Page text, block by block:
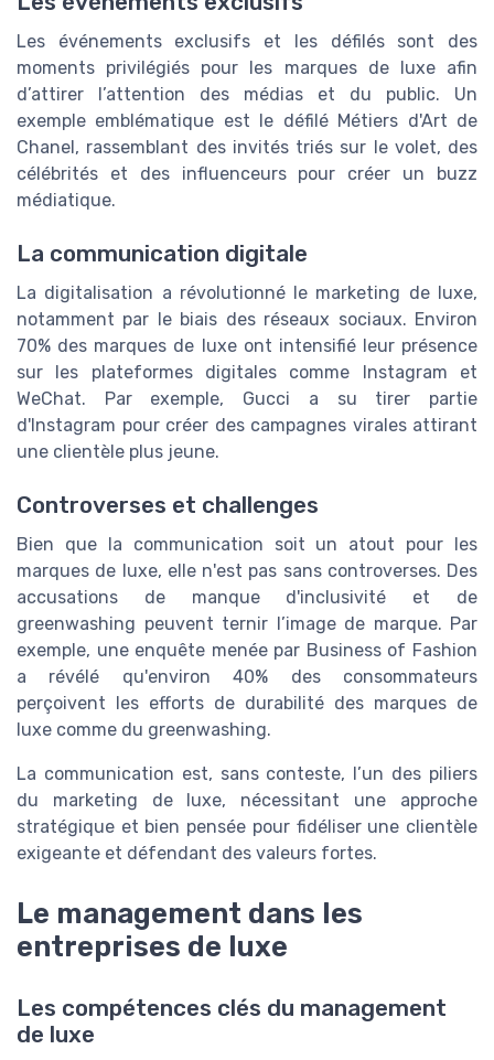
Les événements exclusifs et les défilés sont des
moments privilégiés pour les marques de luxe afin
d’attirer l’attention des médias et du public. Un
exemple emblématique est le défilé Métiers d'Art de
Chanel, rassemblant des invités triés sur le volet, des
célébrités et des influenceurs pour créer un buzz
médiatique.
La communication digitale
La digitalisation a révolutionné le marketing de luxe,
notamment par le biais des réseaux sociaux. Environ
70% des marques de luxe ont intensifié leur présence
sur les plateformes digitales comme Instagram et
WeChat. Par exemple, Gucci a su tirer partie
d'Instagram pour créer des campagnes virales attirant
une clientèle plus jeune.
Controverses et challenges
Bien que la communication soit un atout pour les
marques de luxe, elle n'est pas sans controverses. Des
accusations de manque d'inclusivité et de
greenwashing peuvent ternir l’image de marque. Par
exemple, une enquête menée par Business of Fashion
a révélé qu'environ 40% des consommateurs
perçoivent les efforts de durabilité des marques de
luxe comme du greenwashing.
La communication est, sans conteste, l’un des piliers
du marketing de luxe, nécessitant une approche
stratégique et bien pensée pour fidéliser une clientèle
exigeante et défendant des valeurs fortes.
Le management dans les
entreprises de luxe
Les compétences clés du management
de luxe